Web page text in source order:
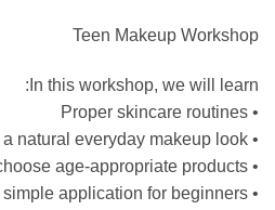
Teen Makeup Workshop
In this workshop, we will learn:
• Proper skincare routines
• Steps for a natural everyday makeup look
• How to choose age-appropriate products
• Safe and simple application for beginners